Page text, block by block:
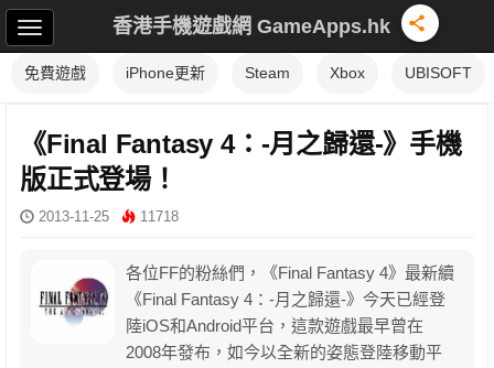
香港手機遊戲網 GameApps.hk
免費遊戲 iPhone更新 Steam Xbox UBISOFT
《Final Fantasy 4：-月之歸還-》手機
版正式登場！
2013-11-25 11718
各位FF的粉絲們，《Final Fantasy 4》最新續
《Final Fantasy 4：-月之歸還-》今天已經登
陸iOS和Android平台，這款遊戲最早曾在
2008年發布，如今以全新的姿態登陸移動平